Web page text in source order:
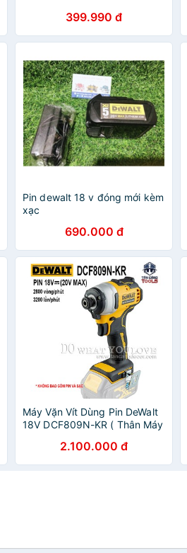
399.990 đ
Pin dewalt 18 v đóng mới kèm
xạc
690.000 đ
Máy Vặn Vít Dùng Pin DeWalt
18V DCF809N-KR ( Thân Máy
2.100.000 đ